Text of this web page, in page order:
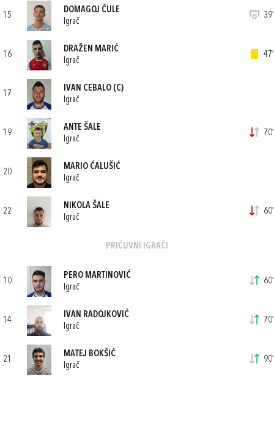
15
DOMAGOJ ČULE
Igrač
39'
16
DRAŽEN MARIĆ
Igrač
47'
17
IVAN CEBALO (C)
Igrač
19
ANTE ŠALE
Igrač
70'
20
MARIO ĆALUŠIĆ
Igrač
22
NIKOLA ŠALE
Igrač
60'
PRIČUVNI IGRAČI
10
PERO MARTINOVIĆ
Igrač
60'
14
IVAN RADOJKOVIĆ
Igrač
70'
21
MATEJ BOKŠIĆ
Igrač
90'